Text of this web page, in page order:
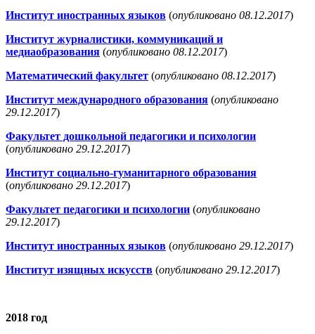
Институт иностранных языков (опубликовано 08.12.2017)
Институт журналистики, коммуникаций и
медиаобразования (опубликовано 08.12.2017)
Математический факультет (опубликовано 08.12.2017)
Институт международного образования (опубликовано
29.12.2017)
Факультет дошкольной педагогики и психологии
(опубликовано 29.12.2017)
Институт социально-гуманитарного образования
(опубликовано 29.12.2017)
Факультет педагогики и психологии (опубликовано
29.12.2017)
Институт иностранных языков (опубликовано 29.12.2017)
Институт изящных искусств (опубликовано 29.12.2017)
2018 год